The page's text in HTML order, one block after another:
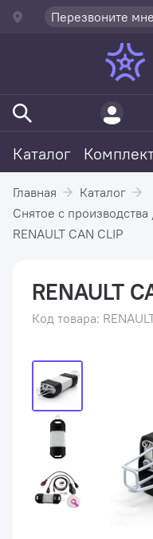
Перезвоните мне
Каталог
Главная
Каталог
Снятое с производства
RENAULT CAN CLIP
RENAULT
Код товара: